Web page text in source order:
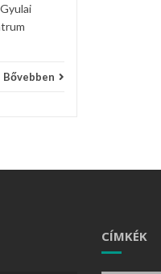
Bővebben
CÍMKÉK